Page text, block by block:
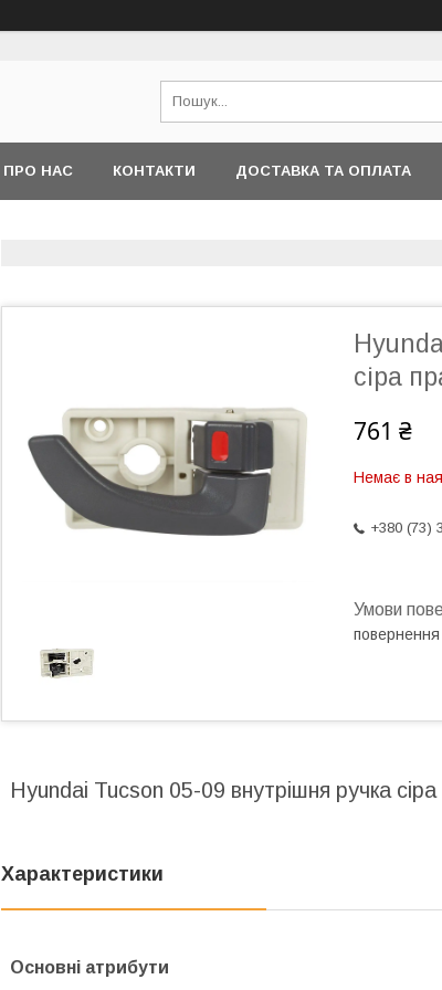
ПРО НАС КОНТАКТИ ДОСТАВКА ТА ОПЛАТА
сіра
761 ₴
Немає в
+380 (73)
повернення
Hyundai Tucson 05-09 внутрішня ручка
Характеристики
Основні атрибути